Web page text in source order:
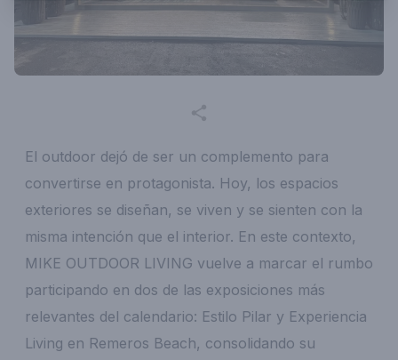
El outdoor dejó de ser un complemento para
convertirse en protagonista. Hoy, los espacios
exteriores se diseñan, se viven y se sienten con la
misma intención que el interior. En este contexto,
MIKE OUTDOOR LIVING vuelve a marcar el rumbo
participando en dos de las exposiciones más
relevantes del calendario: Estilo Pilar y Experiencia
Living en Remeros Beach, consolidando su